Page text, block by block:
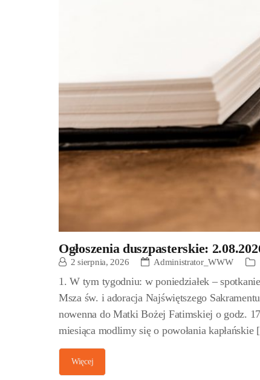
Ogłoszenia duszpasterskie:
2 sierpnia, 2026 Administrator_WWW
1. W tym tygodniu: w poniedziałek –
Msza św. i adoracja Najświętszego
nowenna do Matki Bożej Fatimskiej o godz.
miesiąca modlimy się o powołania
Więcej